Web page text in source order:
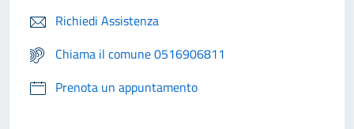
Richiedi Assistenza
Chiama il comune 0516906811
Prenota un appuntamento